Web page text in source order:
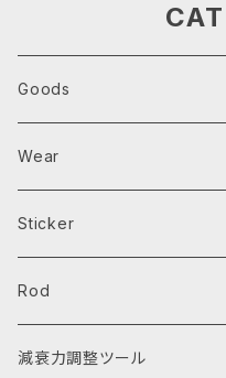
Goods
Parts Tray
芳香剤
キーホルダー・キーケース
スマホ用品
Wear
エプロン
レインウェア
Tシャツ
Sticker
ステッカー
ワッペン
Rod
タイロッド
減衰力調整ツール